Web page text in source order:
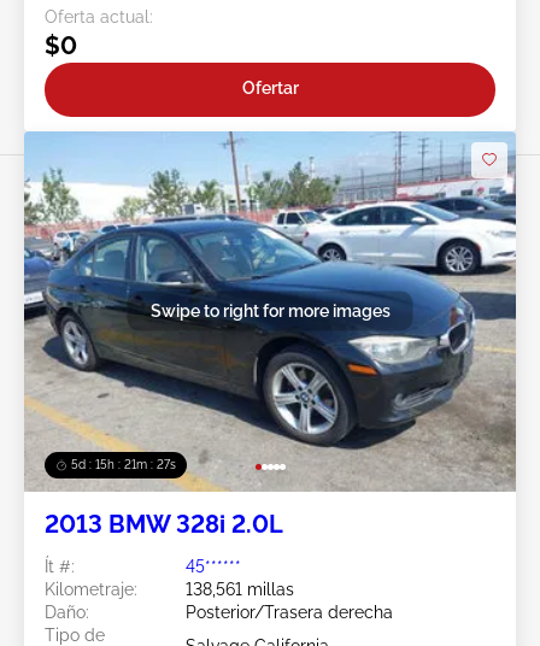
Oferta actual:
$0
Ofertar
5d : 15h : 21m : 24s
Swipe to right for more images
2013 BMW 328i 2.0L
Ít #:
45******
Kilometraje:
138,561 millas
Daño:
Posterior/Trasera derecha
Tipo de